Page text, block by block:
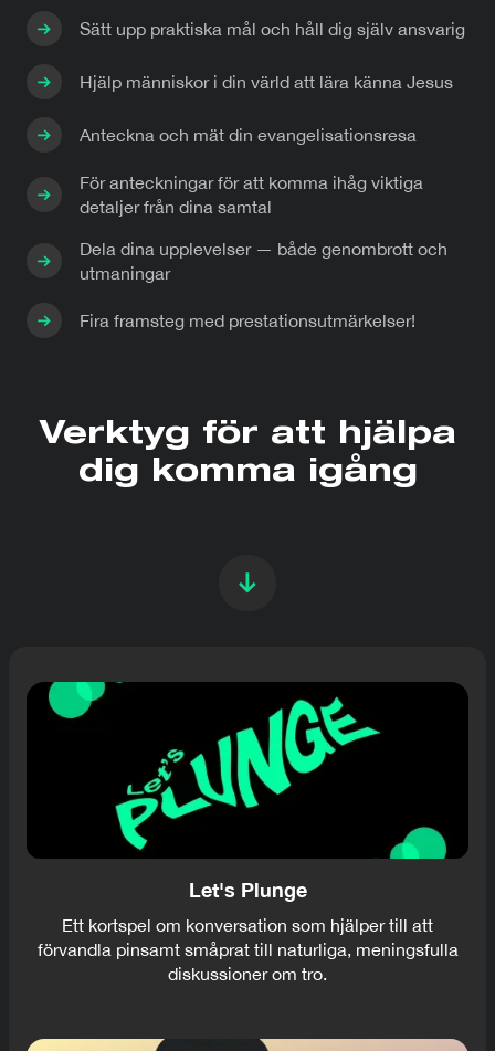
Sätt upp praktiska mål och håll dig själv ansvarig
Hjälp människor i din värld att lära känna Jesus
Anteckna och mät din evangelisationsresa
För anteckningar för att komma ihåg viktiga
detaljer från dina samtal
Dela dina upplevelser — både genombrott och
utmaningar
Fira framsteg med prestationsutmärkelser!
Verktyg för att hjälpa
dig komma igång
Let's Plunge
Ett kortspel om konversation som hjälper till att
förvandla pinsamt småprat till naturliga, meningsfulla
diskussioner om tro.